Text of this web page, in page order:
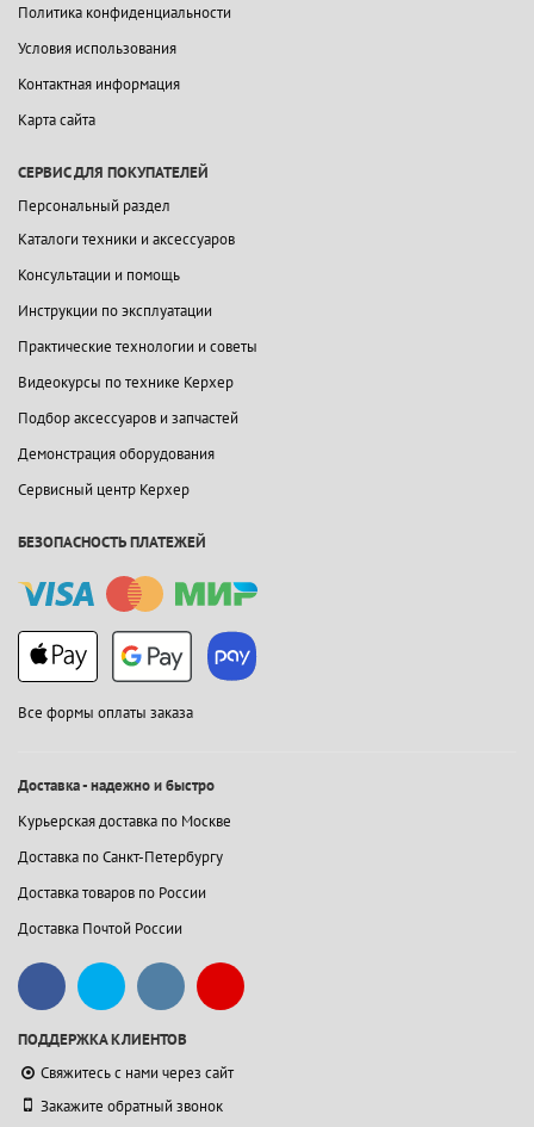
Политика конфиденциальности
Условия использования
Контактная информация
Карта сайта
СЕРВИС ДЛЯ ПОКУПАТЕЛЕЙ
Персональный раздел
Каталоги техники и аксессуаров
Консультации и помощь
Инструкции по эксплуатации
Практические технологии и советы
Видеокурсы по технике Керхер
Подбор аксессуаров и запчастей
Демонстрация оборудования
Сервисный центр Керхер
БЕЗОПАСНОСТЬ ПЛАТЕЖЕЙ
Все формы оплаты заказа
Доставка - надежно и быстро
Курьерская доставка по Москве
Доставка по Санкт-Петербургу
Доставка товаров по России
Доставка Почтой России
ПОДДЕРЖКА КЛИЕНТОВ
Свяжитесь с нами через сайт
Закажите обратный звонок